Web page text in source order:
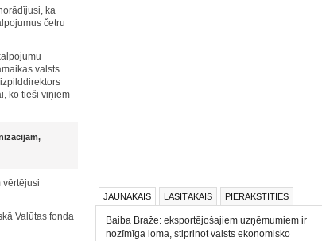
ka
četru
valsts
ko tieši viņiem
vērtējusi
Valūtas fonda
JAUNĀKAIS LASĪTĀKAIS PIERAKSTĪTIES
Baiba Braže: eksportējošajiem uzņēmumiem ir
nozīmīga loma, stiprinot valsts ekonomisko